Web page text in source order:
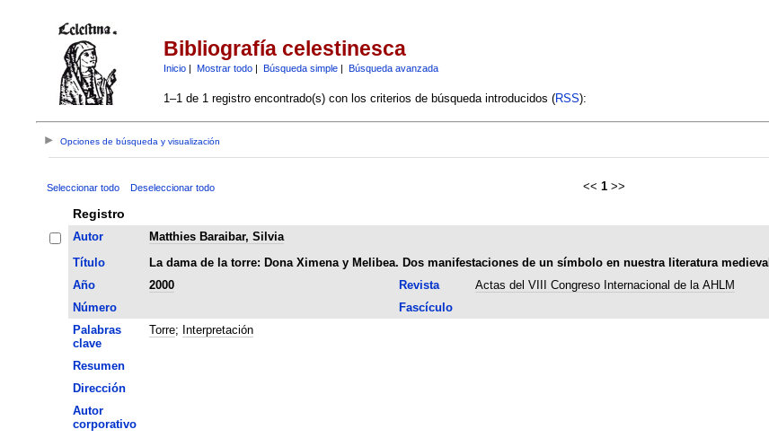
Bibliografía celestinesca
Inicio| Mostrar todo| Búsqueda simple| Búsqueda avanzada
1–1 de 1 registro encontrado(s) con los criterios de búsqueda introducidos (RSS):
Opciones de búsqueda y visualización
Seleccionar todo Deseleccionar todo << 1 >>
Registro
Autor
Matthies Baraibar, Silvia
Título
La dama de la torre: Dona Ximena y Melibea. Dos manifestaciones de un símbolo en nuestra literatura medieval
Año
2000 Revista Actas del VIII Congreso Internacional de la AHLM
Número
Fascículo
Palabras
clave
Torre; Interpretación
Resumen
Dirección
Autor
corporativo